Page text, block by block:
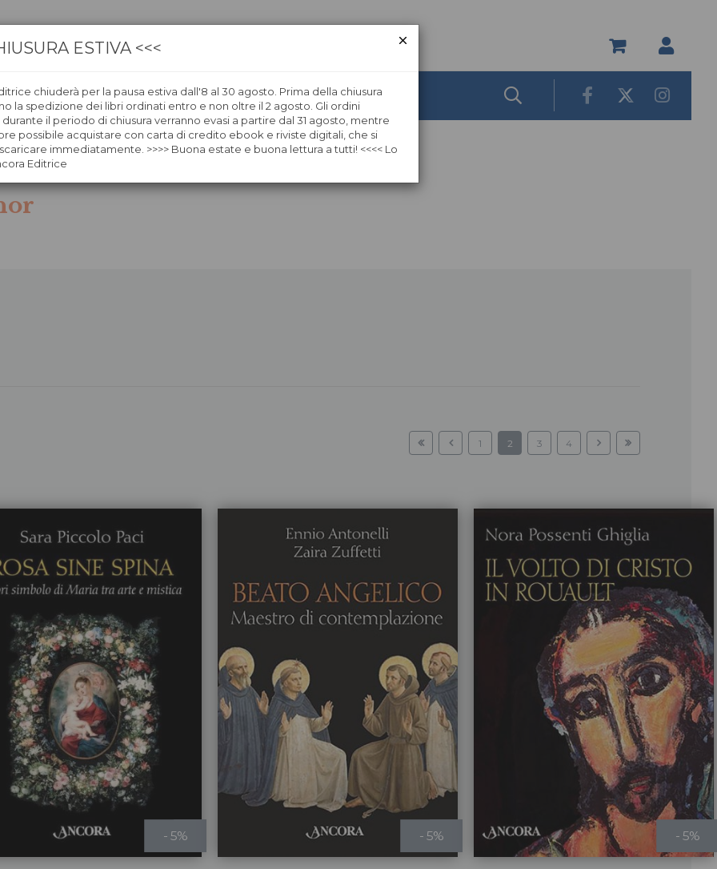
LIBRERIE ÀNCORAWOW
1 2 3 4
- 5% - 5% - 5%
ESTIVA <<<
chiuderà per la pausa estiva dall'8 al 30 agosto. Prima della chiusura
la spedizione dei libri ordinati entro e non oltre il 2 agosto. Gli ordini
il periodo di chiusura verranno evasi a partire dal 31 agosto, mentre
possibile acquistare con carta di credito ebook e riviste digitali, che si
immediatamente. >>>> Buona estate e buona lettura a tutti! <<<< Lo
Editrice